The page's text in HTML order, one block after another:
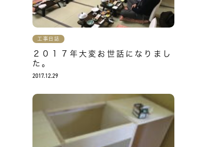
工事日誌
２０１７年大変お世話になりまし
た。
2017.12.29